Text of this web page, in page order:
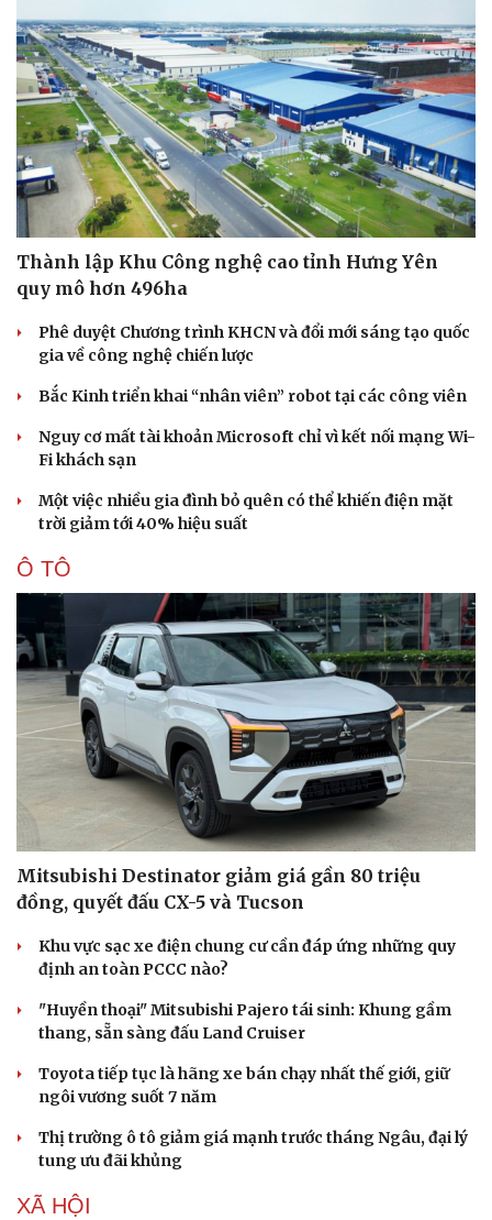
Sức khỏe
Dinh dưỡng - món ngon
Sản phụ khoa
Nhi khoa
Làm đẹp - giảm cân
Phòng mạch online
Ăn sạch sống khỏe
Đời sống
Nhà đẹp
Tình yêu - Gia đình
Thành lập Khu Công nghệ cao tỉnh Hưng Yên
quy mô hơn 496ha
Phê duyệt Chương trình KHCN và đổi mới sáng tạo quốc
gia về công nghệ chiến lược
Bắc Kinh triển khai “nhân viên” robot tại các công viên
Nguy cơ mất tài khoản Microsoft chỉ vì kết nối mạng Wi-
Fi khách sạn
Một việc nhiều gia đình bỏ quên có thể khiến điện mặt
trời giảm tới 40% hiệu suất
Ô TÔ
Mitsubishi Destinator giảm giá gần 80 triệu
đồng, quyết đấu CX-5 và Tucson
Khu vực sạc xe điện chung cư cần đáp ứng những quy
định an toàn PCCC nào?
"Huyền thoại" Mitsubishi Pajero tái sinh: Khung gầm
thang, sẵn sàng đấu Land Cruiser
Toyota tiếp tục là hãng xe bán chạy nhất thế giới, giữ
ngôi vương suốt 7 năm
Thị trường ô tô giảm giá mạnh trước tháng Ngâu, đại lý
tung ưu đãi khủng
XÃ HỘI